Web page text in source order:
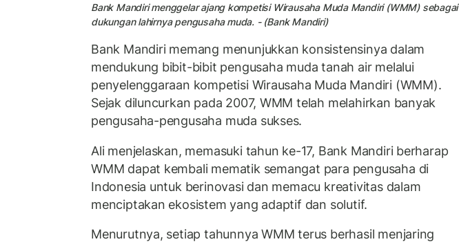
Bank Mandiri menggelar ajang kompetisi Wirausaha Muda Mandiri (WMM) sebagai
dukungan lahirnya pengusaha muda. - (Bank Mandiri)
Bank Mandiri memang menunjukkan konsistensinya dalam
mendukung bibit-bibit pengusaha muda tanah air melalui
penyelenggaraan kompetisi Wirausaha Muda Mandiri (WMM).
Sejak diluncurkan pada 2007, WMM telah melahirkan banyak
pengusaha-pengusaha muda sukses.
Ali menjelaskan, memasuki tahun ke-17, Bank Mandiri berharap
WMM dapat kembali mematik semangat para pengusaha di
Indonesia untuk berinovasi dan memacu kreativitas dalam
menciptakan ekosistem yang adaptif dan solutif.
Menurutnya, setiap tahunnya WMM terus berhasil menjaring